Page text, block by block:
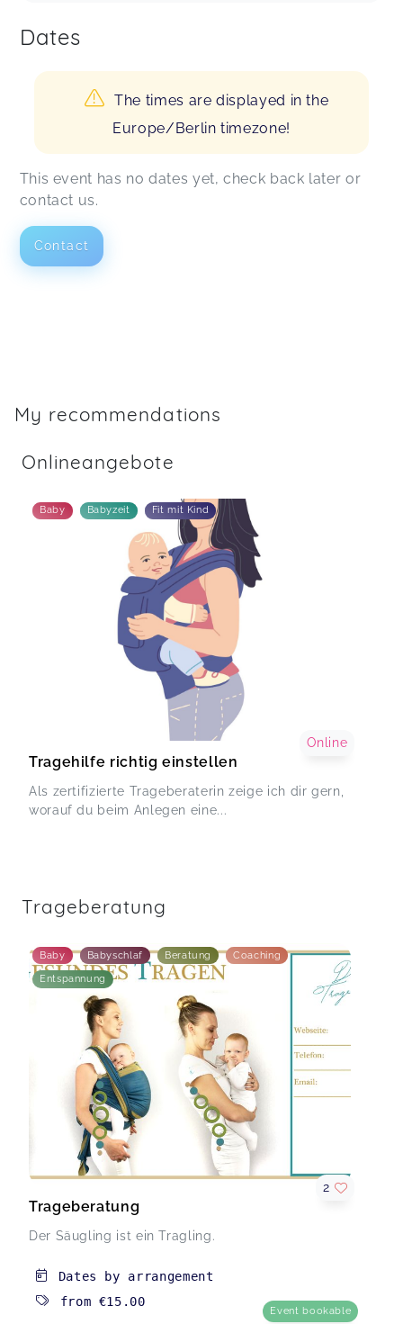
Dates
The times are displayed in the
Europe/Berlin timezone!
This event has no dates yet, check back later or
contact us.
Contact
My recommendations
Onlineangebote
Baby Babyzeit Fit mit Kind
Tragehilfe richtig einstellen
Als zertifizierte Trageberaterin zeige ich dir gern,
worauf du beim Anlegen eine...
Online
Trageberatung
Baby Babyschlaf Beratung Coaching
Entspannung
Trageberatung
Der Säugling ist ein Tragling.
2
Dates by arrangement
from €15.00
Event bookable